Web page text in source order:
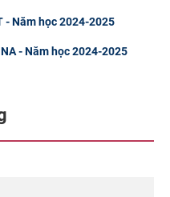
- Năm học 2024-2025
- Năm học 2024-2025